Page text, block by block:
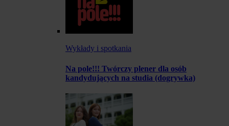
Wykłady i spotkania
Na pole!!! Twórczy plener dla osób
kandydujących na studia (dogrywka)